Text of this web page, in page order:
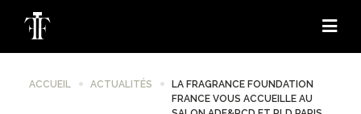
ACCUEIL ACTUALITÉS
LA FRAGRANCE FOUNDATION
FRANCE VOUS ACCUEILLE AU